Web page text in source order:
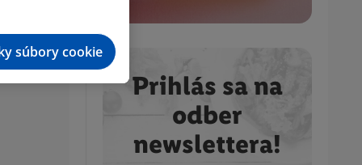
Prihlás sa na
odber
newslettera!
súbory cookie